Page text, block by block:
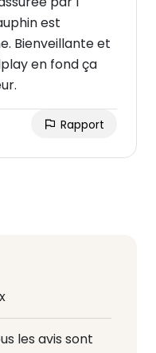
est
en fond ça
Rapport
les avis sont